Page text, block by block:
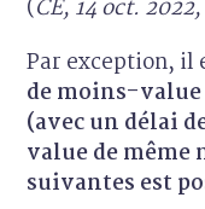
(CE, 14 oct.
Par exception, il
de moins-
(avec un délai
value de même
suivantes est